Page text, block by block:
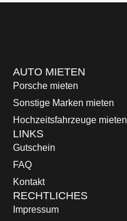
AUTO MIETEN
Porsche mieten
Sonstige Marken mieten
Hochzeitsfahrzeuge mieten
LINKS
Gutschein
FAQ
Kontakt
RECHTLICHES
Impressum